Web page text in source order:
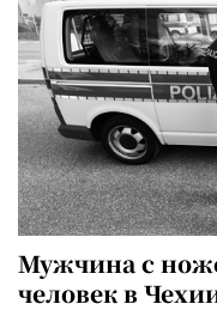
Мужчина с
человек в